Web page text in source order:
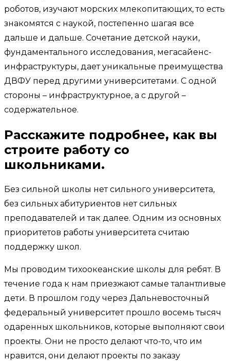
роботов, изучают морских млекопитающих, то есть
знакомятся с наукой, постепенно шагая все
дальше и дальше. Сочетание детской науки,
фундаментального исследования, мегасайенс-
инфраструктуры, дает уникальные преимущества
ДВФУ перед другими университетами. С одной
стороны – инфраструктурное, а с другой –
содержательное.
Расскажите подробнее, как вы
строите работу со
школьниками.
Без сильной школы нет сильного университета,
без сильных абитуриентов нет сильных
преподавателей и так далее. Одним из основных
приоритетов работы университета считаю
поддержку школ.
Мы проводим тихоокеанские школы для ребят. В
течение года к нам приезжают самые талантливые
дети. В прошлом году через Дальневосточный
федеральный университет прошло восемь тысяч
одаренных школьников, которые выполняют свои
проекты. Они не просто делают что-то, что им
нравится, они делают проекты по заказу